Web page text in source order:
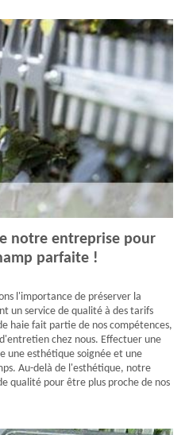
notre entreprise pour
parfaite !
l'importance de préserver la
un service de qualité à des tarifs
haie fait partie de nos compétences,
chez nous. Effectuer une
une esthétique soignée et une
Au-delà de l'esthétique, notre
qualité pour être plus proche de nos